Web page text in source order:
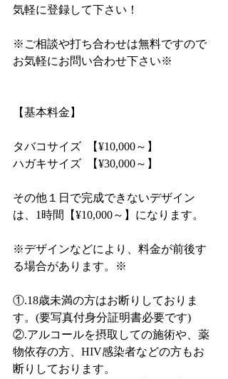
気軽に登録して下さい！
※ご相談や打ち合わせは無料ですので
お気軽にお問い合わせ下さい※
【基本料金】
タバコサイズ  【¥10,000～】
ハガキサイズ  【¥30,000～】
その他１日で完成できないデザイン
は、1時間【¥10,000～】になります。
※デザインなどにより、料金が前後す
る場合があります。※
①.18歳未満の方はお断りしておりま
す。(要写真付身分証明書必要です)
②.アルコールを摂取しての施術や、薬
物依存の方、HIV感染者などの方もお
断りしております。